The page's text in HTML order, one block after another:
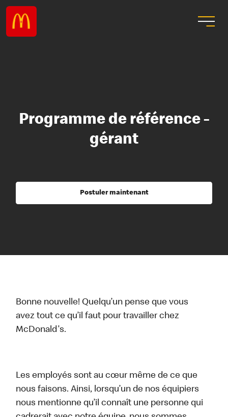
Programme de référence -
gérant
Postuler maintenant
Bonne nouvelle! Quelqu’un pense que vous
avez tout ce qu’il faut pour travailler chez
McDonald's.
Les employés sont au cœur même de ce que
nous faisons. Ainsi, lorsqu’un de nos équipiers
nous mentionne qu’il connaît une personne qui